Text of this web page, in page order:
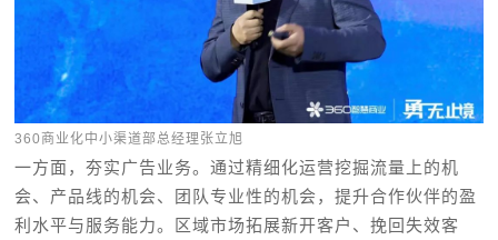
360商业化中小渠道部总经理张立旭
一方面，夯实广告业务。通过精细化运营挖掘流量上的机
会、产品线的机会、团队专业性的机会，提升合作伙伴的盈
利水平与服务能力。区域市场拓展新开客户、挽回失效客